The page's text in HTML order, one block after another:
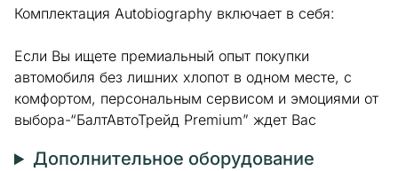
Комплектация Autobiography включает в себя:
Если Вы ищете премиальный опыт покупки
автомобиля без лишних хлопот в одном месте, с
комфортом, персональным сервисом и эмоциями от
выбора-“БалтАвтоТрейд Premium” ждет Вас
Дополнительное оборудование